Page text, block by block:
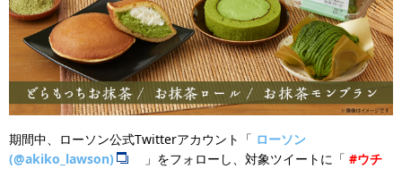
期間中、ローソン公式Twitterアカウント「 ローソン
(@akiko_lawson)
」をフォローし、対象ツイートに「 #ウチ